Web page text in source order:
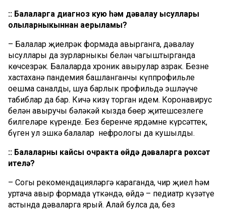
:: Балаларга диагноз кую һәм дәвалау ысуллары
олыларныкыннан аерыламы?
– Балалар җиңелрәк формада авырганга, дәвалау
ысуллары да зурларныкы белән чагыштырганда
көчсезрәк. Балаларда хроник авырулар азрак. Безнең
хастаханә пандемия башланганчы күппрофильле
оешма саналды, шуңа барлык профильдә эшләүче
табиблар да бар. Кичә кизү торган идем. Коронавирус
белән авыручы бәләкәй кызда бөер җитешсезлеге
билгеләре күренде. Без беренче ярдәмне күрсәттек,
бүген ул эшкә балалар нефрологы да кушылды.
:: Балаларны кайсы очракта өйдә дәваларга рөхсәт
ителә?
– Соңгы рекомендацияләргә караганда, чир җиңел һәм
уртача авыр формада үткәндә, өйдә – педиатр күзәтүе
астында дәваларга ярый. Алай булса да, без